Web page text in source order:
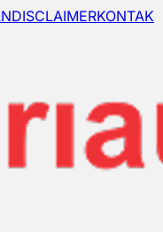
DISCLAIMERKONTAK